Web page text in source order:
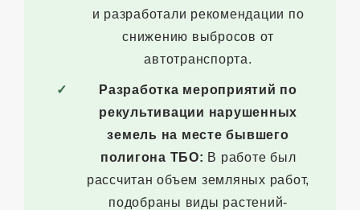
и разработали рекомендации по
снижению выбросов от
автотранспорта.
Разработка мероприятий по
рекультивации нарушенных
земель на месте бывшего
полигона ТБО: В работе был
рассчитан объем земляных работ,
подобраны виды растений-